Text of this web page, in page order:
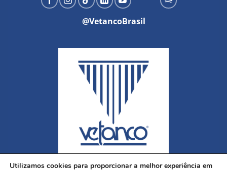
@VetancoBrasil
Utilizamos cookies para proporcionar a melhor experiência em